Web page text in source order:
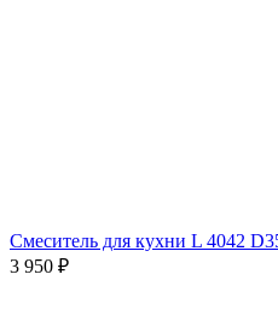
Смеситель для кухни L 4042
3 950 ₽